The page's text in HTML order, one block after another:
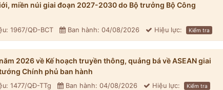
miền núi giai đoạn 2027-2030 do Bộ trưởng Bộ Công
1967/QĐ-BCT Ban hành: 04/08/2026 Hiệu lực: Kiểm tra
2026 về Kế hoạch truyền thông, quảng bá về ASEAN giai
Chính phủ ban hành
1477/QĐ-TTg Ban hành: 04/08/2026 Hiệu lực: Kiểm tra